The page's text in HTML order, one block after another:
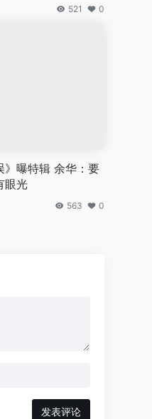
521 0
》曝特辑 余华：要
眼光
563 0
发表评论